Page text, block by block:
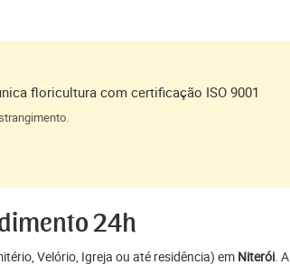
floricultura com certificação ISO 9001
24h
Velório, Igreja ou até residência) em Niterói. A